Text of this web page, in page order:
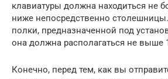
клавиатуры должна находиться не
ниже непосредственно
полки, предназначенной под
она должна располагаться не выше
Конечно, перед тем, как вы